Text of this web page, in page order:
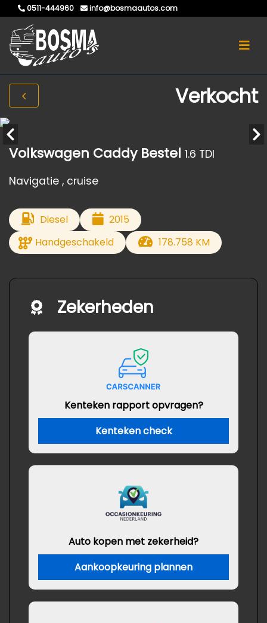
0511-444960 info@bosmaautos.com
Verkocht
Volkswagen Caddy Bestel 1.6 TDI
Navigatie , cruise
Diesel
2015
Handgeschakeld
178.758 KM
Zekerheden
Kenteken rapport opvragen?
Kenteken check
Auto kopen met zekerheid?
Aankoopkeuring plannen